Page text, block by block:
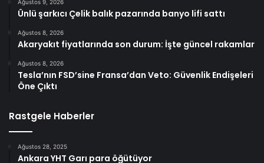
Ağustos 9, 2026
Ünlü şarkıcı Çelik balık pazarında banyo lifi sattı
Ağustos 8, 2026
Akaryakıt fiyatlarında son durum: İşte güncel rakamlar
Ağustos 8, 2026
Tesla’nın FSD’sine Fransa’dan Veto: Güvenlik Endişeleri
Öne Çıktı
Rastgele Haberler
Ağustos 28, 2025
Ankara YHT Garı para öğütüyor